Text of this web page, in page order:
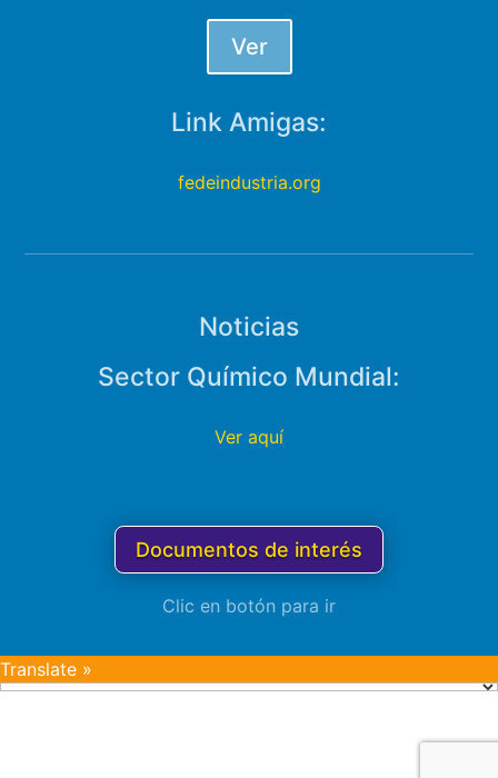
Ver
Link Amigas:
fedeindustria.org
Noticias
Sector Químico Mundial:
Ver aquí
Documentos de interés
Clic en botón para ir
Translate »